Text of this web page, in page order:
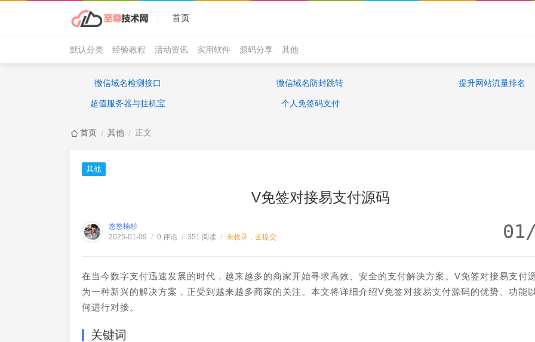
首页
默认分类 经验教程 活动资讯 实用软件 源码分享 其他
微信域名检测接口 微信域名防封跳转 提升网站流量排名
超值服务器与挂机宝 个人免签码支付
首页 / 其他 / 正文
其他
V免签对接易支付源码
悠悠楠杉
2025-01-09 / 0 评论 / 351 阅读 / 未收录，去提交
在当今数字支付迅速发展的时代，越来越多的商家开始寻求高效、安全的支付解决方案。V免签对接易支付
为一种新兴的解决方案，正受到越来越多商家的关注。本文将详细介绍V免签对接易支付源码的优势、功能
何进行对接。
关键词